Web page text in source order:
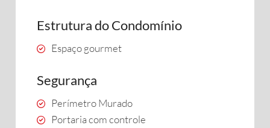
Estrutura do Condomínio
Espaço gourmet
Segurança
Perímetro Murado
Portaria com controle